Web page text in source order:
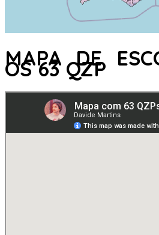
MAPA DE
OS 63 QZP